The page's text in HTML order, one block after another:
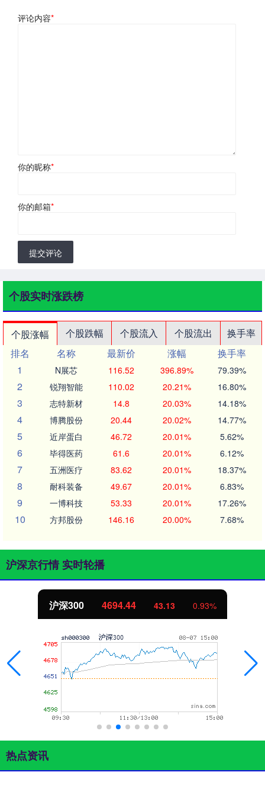
评论内容*
你的昵称*
你的邮箱*
提交评论
个股实时涨跌榜
个股涨幅 个股跌幅 个股流入 个股流出
换手率
排名
名称 最新价 涨幅
换手率
1
N展芯 116.52 396.89% 79.39%
2 锐翔智能 110.02 20.21% 16.80%
3 志特新材 14.8 20.03% 14.18%
4 博腾股份 20.44 20.02% 14.77%
5 近岸蛋白 46.72 20.01% 5.62%
6 毕得医药 61.6 20.01% 6.12%
7 五洲医疗 83.62 20.01% 18.37%
8 耐科装备 49.67 20.01% 6.83%
9 一博科技 53.33 20.01% 17.26%
10 方邦股份 146.16 20.00% 7.68%
沪深京行情 实时轮播
沪深300 4694.44 43.13 0.93%
热点资讯